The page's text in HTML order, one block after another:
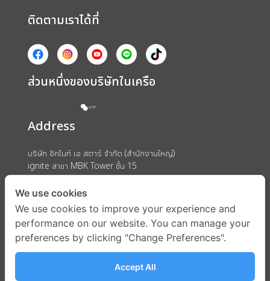
ติดตามเราได้ที่
ส่วนหนึ่งของบริษัทในเครือ
Address
บริษัท อิกไนท์ เอ สตาร์ จำกัด (สำนักงานใหญ่)
ignite สาขา MBK Tower ชั้น 15
ถนนพญาไท แขวงวังใหม่ เขตปทุมวัน กรุงเทพมหานคร 10330
We use cookies
We use cookies to improve your experience and
performance on our website. You can manage your
preferences by clicking "Change Preferences".
Accept All